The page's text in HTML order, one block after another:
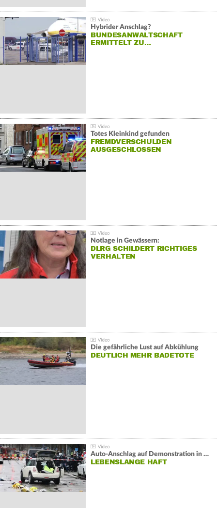
Hybrider Anschlag?
BUNDESANWALTSCHAFT
ERMITTELT ZU…
Totes Kleinkind gefunden
FREMDVERSCHULDEN
AUSGESCHLOSSEN
Notlage in Gewässern:
DLRG SCHILDERT RICHTIGES
VERHALTEN
Die gefährliche Lust auf Abkühlung
DEUTLICH MEHR BADETOTE
Auto-Anschlag auf Demonstration in München:
LEBENSLANGE HAFT